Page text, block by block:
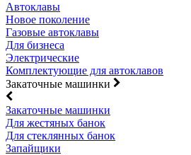
Автоклавы
Новое поколение
Газовые автоклавы
Для бизнеса
Электрические
Комплектующие для автоклавов
Закаточные машинки
Закаточные машинки
Для жестяных банок
Для стеклянных банок
Запайщики